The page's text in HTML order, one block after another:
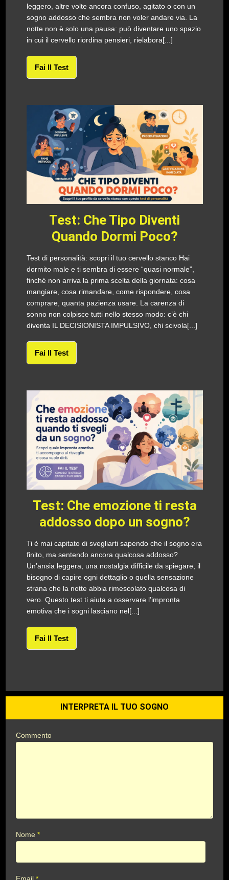
leggero, altre volte ancora confuso, agitato o con un
sogno addosso che sembra non voler andare via. La
notte non è solo una pausa: può diventare uno spazio
in cui il cervello riordina pensieri, rielabora[...]
Fai Il Test
Test: Che Tipo Diventi
Quando Dormi Poco?
Test di personalità: scopri il tuo cervello stanco Hai
dormito male e ti sembra di essere “quasi normale”,
finché non arriva la prima scelta della giornata: cosa
mangiare, cosa rimandare, come rispondere, cosa
comprare, quanta pazienza usare. La carenza di
sonno non colpisce tutti nello stesso modo: c’è chi
diventa IL DECISIONISTA IMPULSIVO, chi scivola[...]
Fai Il Test
Test: Che emozione ti resta
addosso dopo un sogno?
Ti è mai capitato di svegliarti sapendo che il sogno era
finito, ma sentendo ancora qualcosa addosso?
Un’ansia leggera, una nostalgia difficile da spiegare, il
bisogno di capire ogni dettaglio o quella sensazione
strana che la notte abbia rimescolato qualcosa di
vero. Questo test ti aiuta a osservare l’impronta
emotiva che i sogni lasciano nel[...]
Fai Il Test
INTERPRETA IL TUO SOGNO
Commento
Nome*